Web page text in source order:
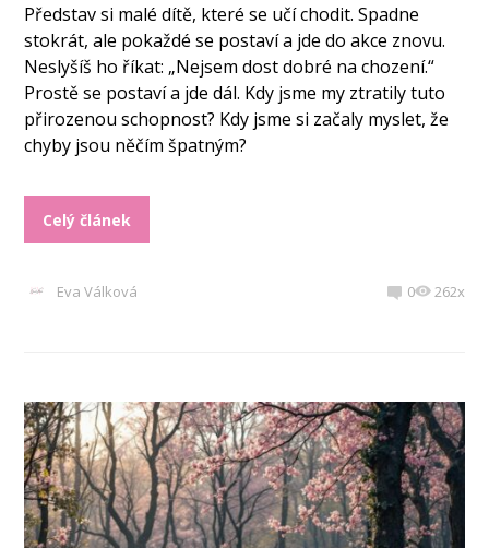
Představ si malé dítě, které se učí chodit. Spadne
stokrát, ale pokaždé se postaví a jde do akce znovu.
Neslyšíš ho říkat: „Nejsem dost dobré na chození.“
Prostě se postaví a jde dál. Kdy jsme my ztratily tuto
přirozenou schopnost? Kdy jsme si začaly myslet, že
chyby jsou něčím špatným?
Celý článek
Eva Válková 0 262x